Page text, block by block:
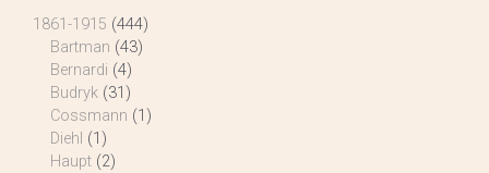
1861-1915 (444)
Bartman (43)
Bernardi (4)
Budryk (31)
Cossmann (1)
Diehl (1)
Haupt (2)